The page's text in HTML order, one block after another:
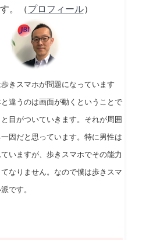
。（プロフィール）
きスマホが問題になっています
違うのは画面が動くということで
目がついていきます。それが周囲
因だと思っています。特に男性は
いますが、歩きスマホでその能力
なりません。なので僕は歩きスマ
です。